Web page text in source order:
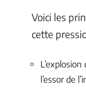
Voici les
cette
l’essor de